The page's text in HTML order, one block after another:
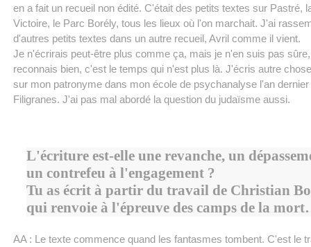
en a fait un recueil non édité. C'était des petits textes sur Pastré,
Victoire, le Parc Borély, tous les lieux où l'on marchait. J'ai
d'autres petits textes dans un autre recueil, Avril comme il vient.
Je n'écrirais peut-être plus comme ça, mais je n'en suis pas
reconnais bien, c'est le temps qui n'est plus là. J'écris autre
sur mon patronyme dans mon école de psychanalyse l'an
Filigranes. J'ai pas mal abordé la question du judaïsme aussi.
L'écriture est-elle une revanche, un
un contrefeu à l'engagement ?
Tu as écrit à partir du travail de Christian
qui renvoie à l'épreuve des camps de la
AA : Le texte commence quand les fantasmes tombent. C'est le